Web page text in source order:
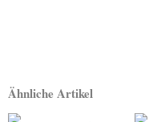
Ähnliche Artikel